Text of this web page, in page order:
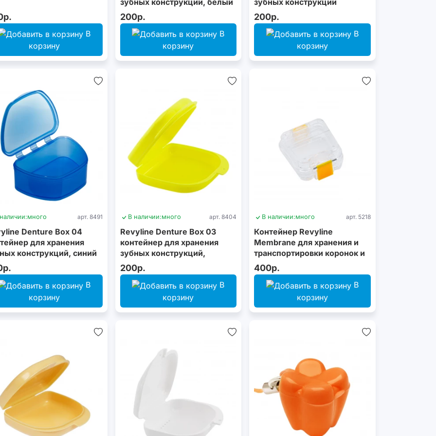
В
корзину
200р.
В
корзину
200р.
В
корзину
много арт. 8491
Denture Box 04
для хранения
конструкций, синий
В
корзину
В наличии:много арт. 8404
Revyline Denture Box 03
контейнер для хранения
зубных конструкций,
желтый
200р.
В
корзину
В наличии:много арт. 5218
Контейнер Revyline
Membrane для хранения и
транспортировки коронок и
виниров
400р.
В
корзину